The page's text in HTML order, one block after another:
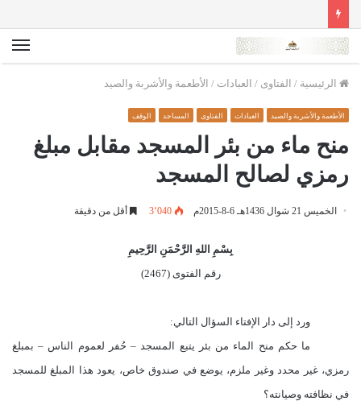
الرئيسية / الفتاوى / العبادات / الأطعمة والأشربة والصيد
الأطعمة والأشربة والصيد العبادات الفتاوى المساجد الوقف
منح ماء من بئر المسجد مقابل مبلغ
رمزي لصالح المسجد
الخميس 21 شوال 1436هـ 6-8-2015م 3٬040 أقل من دقيقة
بِسْمِ اللهِ الرَّحْمَنِ الرَّحِيمِ
رقم الفتوى (2467)
ورد إلى دار الإفتاء السؤال التالي:
ما حكم منح الماء من بئر يتبع المسجد – حُفر لعموم الناس – بمبلغ
رمزي، غير محدد وغير ملزم، يوضع في صندوق خاص، يعود هذا المبلغ للمسجد
في نظافته وصيانته؟